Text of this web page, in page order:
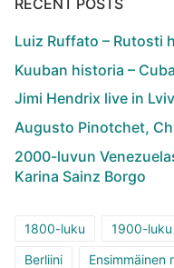
RECENT POSTS
Luiz Ruffato – Rutosti
Kuuban historia –
Jimi Hendrix live in
Augusto Pinotchet,
2000-luvun
Karina Sainz Borgo
1800-luku 1900-luku
Berliini
Ensimmäinen